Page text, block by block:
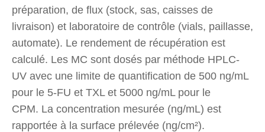
préparation, de flux (stock, sas, caisses de
livraison) et laboratoire de contrôle (vials, paillasse,
automate). Le rendement de récupération est
calculé. Les MC sont dosés par méthode HPLC-
UV avec une limite de quantification de 500 ng/mL
pour le 5-FU et TXL et 5000 ng/mL pour le
CPM. La concentration mesurée (ng/mL) est
rapportée à la surface prélevée (ng/cm²).